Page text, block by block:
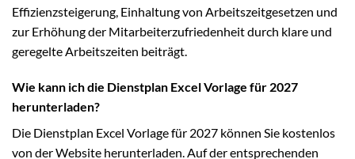
Effizienzsteigerung, Einhaltung von Arbeitszeitgesetzen und
zur Erhöhung der Mitarbeiterzufriedenheit durch klare und
geregelte Arbeitszeiten beiträgt.
Wie kann ich die Dienstplan Excel Vorlage für 2027
herunterladen?
Die Dienstplan Excel Vorlage für 2027 können Sie kostenlos
von der Website herunterladen. Auf der entsprechenden